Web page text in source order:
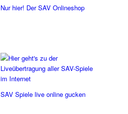
Nur hier! Der SAV Onlineshop
SAV Spiele live online gucken